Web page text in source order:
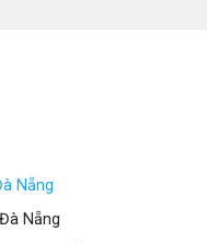
Nẵng
Nẵng